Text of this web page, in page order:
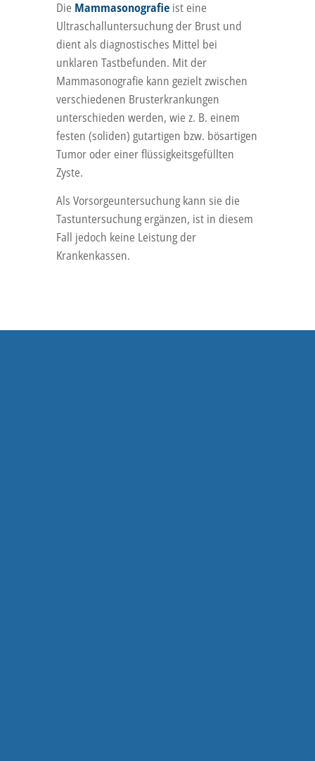
Die Mammasonografie ist eine
Ultraschalluntersuchung der Brust und
dient als diagnostisches Mittel bei
unklaren Tastbefunden. Mit der
Mammasonografie kann gezielt zwischen
verschiedenen Brusterkrankungen
unterschieden werden, wie z. B. einem
festen (soliden) gutartigen bzw. bösartigen
Tumor oder einer flüssigkeitsgefüllten
Zyste.
Als Vorsorgeuntersuchung kann sie die
Tastuntersuchung ergänzen, ist in diesem
Fall jedoch keine Leistung der
Krankenkassen.